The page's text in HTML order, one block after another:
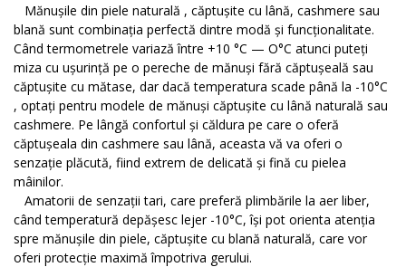
Mănușile din piele naturală , căptușite cu lână, cashmere sau
blană sunt combinația perfectă dintre modă și funcționalitate.
Când termometrele variază între +10 °C — O°C atunci puteți
miza cu ușurință pe o pereche de mănuși fără căptușeală sau
căptușite cu mătase, dar dacă temperatura scade până la -10°C
, optați pentru modele de mănuși căptușite cu lână naturală sau
cashmere. Pe lângă confortul și căldura pe care o oferă
căptușeala din cashmere sau lână, aceasta vă va oferi o
senzație plăcută, fiind extrem de delicată și fină cu pielea
mâinilor.
Amatorii de senzații tari, care preferă plimbările la aer liber,
când temperatură depășesc lejer -10°C, își pot orienta atenția
spre mănușile din piele, căptușite cu blană naturală, care vor
oferi protecție maximă împotriva gerului.